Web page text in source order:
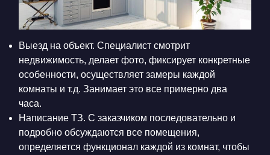
Выезд на объект. Специалист смотрит
недвижимость, делает фото, фиксирует конкретные
особенности, осуществляет замеры каждой
комнаты и т.д. Занимает это все примерно два
часа.
Написание ТЗ. С заказчиком последовательно и
подробно обсуждаются все помещения,
определяется функционал каждой из комнат, чтобы